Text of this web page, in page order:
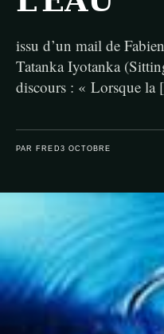
issu d’un mail de
Tatanka Iyotanka
discours : « Lorsque
PAR FRED 3 OCTOBRE